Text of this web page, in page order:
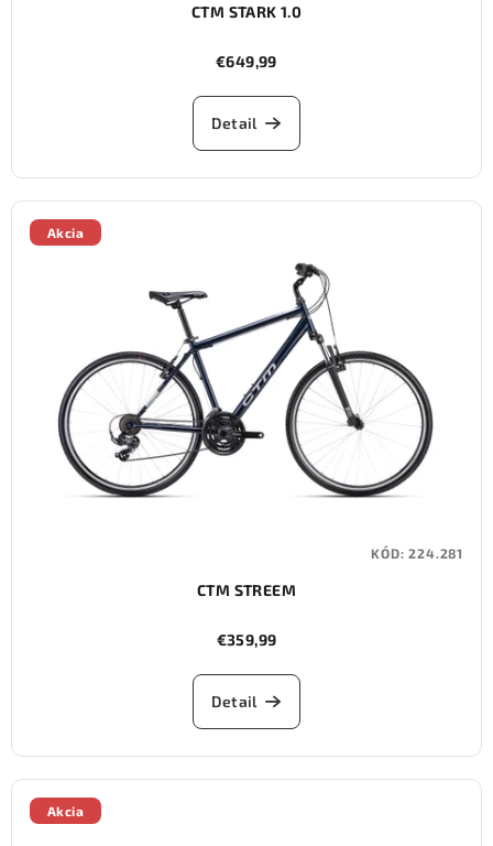
CTM STARK 1.0
€649,99
Detail
Akcia
CTM STREEM
€359,99
Detail
KÓD:224.281
Akcia